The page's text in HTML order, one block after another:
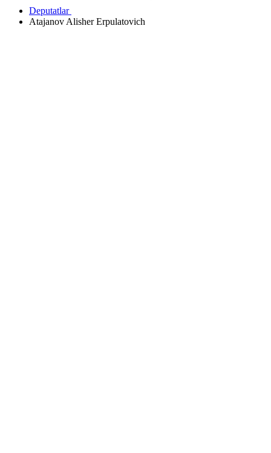
Deputatlar
Atajanov Alisher Erpulatovich